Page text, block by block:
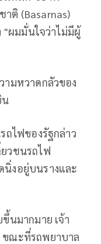
ติ (Basarnas)
"ผมมั่นใจว่าไม่มีผู้
ามหวาดกลัวของ
น
ถไฟของรัฐกล่าว
วชนรถไฟ
นิ่งอยู่บนรางและ
นมากมาย เจ้า
ขณะที่รถพยาบาล